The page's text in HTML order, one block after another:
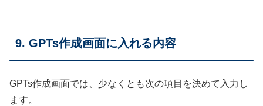
9. GPTs作成画面に入れる内容
GPTs作成画面では、少なくとも次の項目を決めて入力し
ます。